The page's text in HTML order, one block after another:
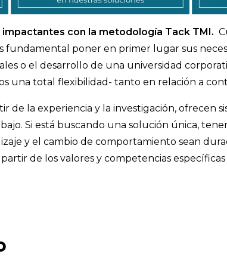
con la metodología Tack TMI.
fundamental poner en primer lugar sus
o el desarrollo de una universidad
una total flexibilidad- tanto en relación a
de la experiencia y la investigación, ofrecen
Si está buscando una solución única,
y el cambio de comportamiento sean
de los valores y competencias